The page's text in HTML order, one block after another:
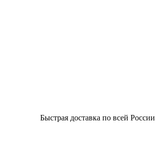
Быстрая доставка по всей России